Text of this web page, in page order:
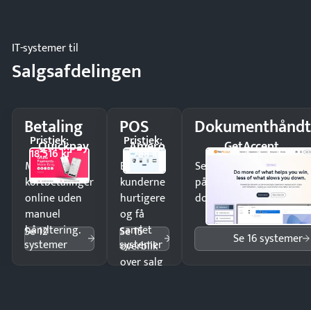
IT-systemer til
Salgsafdelingen
Betaling
Quickpay
Pristjek:
18.516 kr
Modtag
kortbetalinger
online uden
manuel
håndtering.
Se 12
systemer
POS
Amero
Pristjek:
4.788 kr
Ekspedér
kunderne
hurtigere
og få
samlet
overblik
over salg
Se 15
systemer
GetAccept
Send kontrakter til
på minutter og mist
dokumenter.
Se 16 systemer